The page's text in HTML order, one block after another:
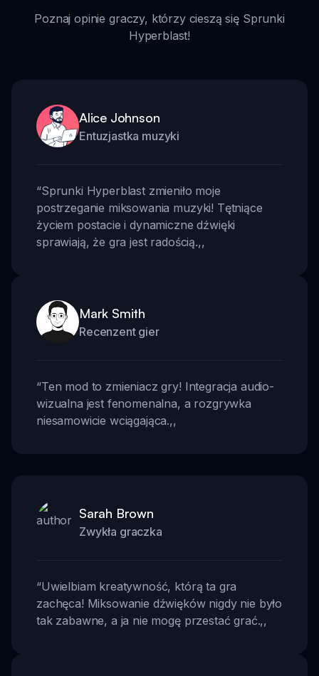
Poznaj opinie graczy, którzy cieszą się Sprunki
Hyperblast!
Alice Johnson
Entuzjastka muzyki
“Sprunki Hyperblast zmieniło moje
postrzeganie miksowania muzyki! Tętniące
życiem postacie i dynamiczne dźwięki
sprawiają, że gra jest radością.,,
Mark Smith
Recenzent gier
“Ten mod to zmieniacz gry! Integracja audio-
wizualna jest fenomenalna, a rozgrywka
niesamowicie wciągająca.,,
Sarah Brown
Zwykła graczka
“Uwielbiam kreatywność, którą ta gra
zachęca! Miksowanie dźwięków nigdy nie było
tak zabawne, a ja nie mogę przestać grać.,,